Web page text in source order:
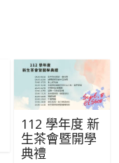
112 學年度 新
生茶會暨開學
典禮